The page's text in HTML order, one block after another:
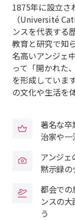
1875年に設立さ
（Université
ンスを代表する
教育と研究で知
名高いアンジェ
って「開かれた
を形成していま
の文化や生活を
著名な
治家や
アンジェ
黙示録の
都会での
ンスの
う